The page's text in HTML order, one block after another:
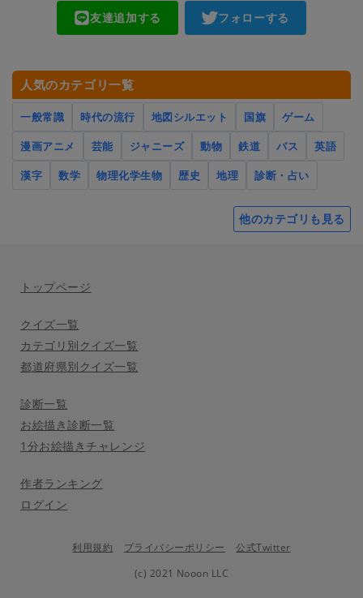
友達追加する フォローする
人気のカテゴリ一覧
一般常識 時代の流行 地図シルエット 国旗
ゲーム
漫画アニメ
芸能 ジャニーズ 動物 鉄道 バス
英語
漢字
数学 物理化学生物 歴史 地理 診断・占い
他のカテゴリも見る
トップページ
クイズ一覧
カテゴリ別クイズ一覧
都道府県別クイズ一覧
診断一覧
お絵描き診断一覧
1分お絵描きチャレンジ
作者ランキング
ログイン
利用規約 プライバシーポリシー
公式Twitter
(c) 2021 Nooon LLC